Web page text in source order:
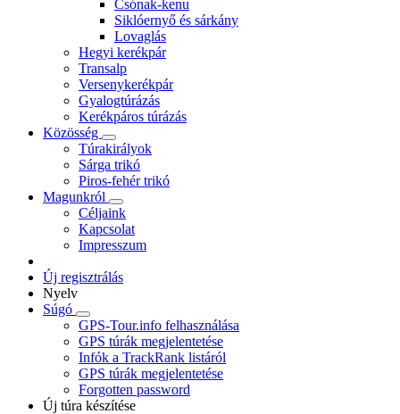
Csónak-kenu
Siklóernyő és sárkány
Lovaglás
Hegyi kerékpár
Transalp
Versenykerékpár
Gyalogtúrázás
Kerékpáros túrázás
Közösség
Túrakirályok
Sárga trikó
Piros-fehér trikó
Magunkról
Céljaink
Kapcsolat
Impresszum
Új regisztrálás
Nyelv
Súgó
GPS-Tour.info felhasználása
GPS túrák megjelentetése
Infók a TrackRank listáról
GPS túrák megjelentetése
Forgotten password
Új túra készítése